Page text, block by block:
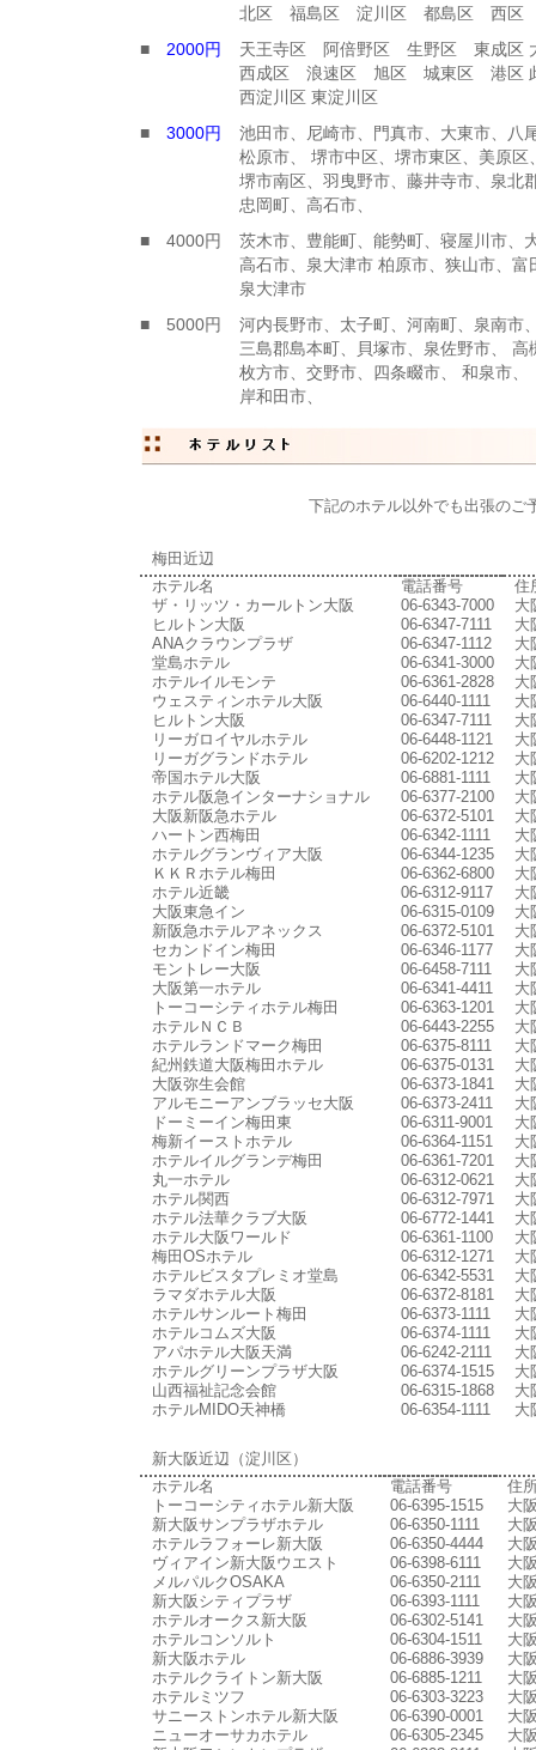
北区 福島区 淀川区 都島区 西区
■ 2000円
天王寺区 阿倍野区 生野区 東成区
西成区 浪速区 旭区 城東区 港区
西淀川区 東淀川区
■ 3000円
池田市、尼崎市、門真市、大東市、八
松原市、 堺市中区、堺市東区、美原区
堺市南区、羽曳野市、藤井寺市、泉北
忠岡町、高石市、
■ 4000円
茨木市、豊能町、能勢町、寝屋川市、
高石市、泉大津市 柏原市、狭山市、富
泉大津市
■ 5000円
河内長野市、太子町、河南町、泉南市
三島郡島本町、貝塚市、泉佐野市、 高
枚方市、交野市、四条畷市、 和泉市、
岸和田市、
下記のホテル以外でも出張のご
梅田近辺
ホテル名
電話番号
住
ザ・リッツ・カールトン大阪
06-6343-7000
大
ヒルトン大阪
06-6347-7111
大
ANAクラウンプラザ
06-6347-1112
大
堂島ホテル
06-6341-3000
大
ホテルイルモンテ
06-6361-2828
大
ウェスティンホテル大阪
06-6440-1111
大
ヒルトン大阪
06-6347-7111
大
リーガロイヤルホテル
06-6448-1121
大
リーガグランドホテル
06-6202-1212
大
帝国ホテル大阪
06-6881-1111
大
ホテル阪急インターナショナル
06-6377-2100
大
大阪新阪急ホテル
06-6372-5101
大
ハートン西梅田
06-6342-1111
大
ホテルグランヴィア大阪
06-6344-1235
大
ＫＫＲホテル梅田
06-6362-6800
大
ホテル近畿
06-6312-9117
大
大阪東急イン
06-6315-0109
大
新阪急ホテルアネックス
06-6372-5101
大
セカンドイン梅田
06-6346-1177
大
モントレー大阪
06-6458-7111
大
大阪第一ホテル
06-6341-4411
大
トーコーシティホテル梅田
06-6363-1201
大
ホテルＮＣＢ
06-6443-2255
大
ホテルランドマーク梅田
06-6375-8111
大
紀州鉄道大阪梅田ホテル
06-6375-0131
大
大阪弥生会館
06-6373-1841
大
アルモニーアンブラッセ大阪
06-6373-2411
大
ドーミーイン梅田東
06-6311-9001
大
梅新イーストホテル
06-6364-1151
大
ホテルイルグランデ梅田
06-6361-7201
大
丸一ホテル
06-6312-0621
大
ホテル関西
06-6312-7971
大
ホテル法華クラブ大阪
06-6772-1441
大
ホテル大阪ワールド
06-6361-1100
大
梅田OSホテル
06-6312-1271
大
ホテルビスタプレミオ堂島
06-6342-5531
大
ラマダホテル大阪
06-6372-8181
大
ホテルサンルート梅田
06-6373-1111
大
ホテルコムズ大阪
06-6374-1111
大
アパホテル大阪天満
06-6242-2111
大
ホテルグリーンプラザ大阪
06-6374-1515
大
山西福祉記念会館
06-6315-1868
大
ホテルMIDO天神橋
06-6354-1111 大
新大阪近辺（淀川区）
ホテル名
電話番号
住
トーコーシティホテル新大阪
06-6395-1515
大
新大阪サンプラザホテル
06-6350-1111
大
ホテルラフォーレ新大阪
06-6350-4444
大
ヴィアイン新大阪ウエスト
06-6398-6111
大
メルパルクOSAKA
06-6350-2111
大
新大阪シティプラザ
06-6393-1111
大
ホテルオークス新大阪
06-6302-5141
大
ホテルコンソルト
06-6304-1511
大
新大阪ホテル
06-6886-3939
大
ホテルクライトン新大阪
06-6885-1211
大
ホテルミツフ
06-6303-3223
大
サニーストンホテル新大阪
06-6390-0001
大
ニューオーサカホテル
06-6305-2345
大